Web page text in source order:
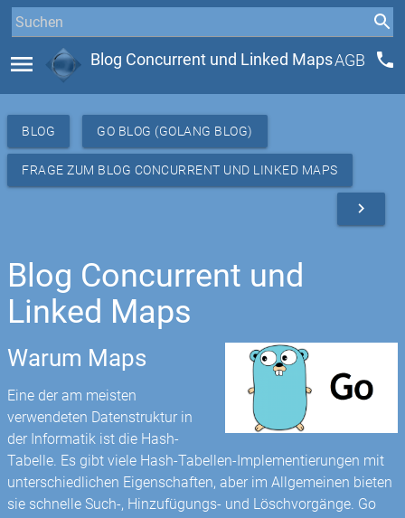
menu Blog Concurrent und Linked MapsAGB phone
BLOG GO BLOG (GOLANG BLOG)
FRAGE ZUM BLOG CONCURRENT UND LINKED MAPS
navigate_next
Blog Concurrent und
Linked Maps
Warum Maps
Eine der am meisten
verwendeten Datenstruktur in
der Informatik ist die Hash-
Tabelle. Es gibt viele Hash-Tabellen-Implementierungen mit
unterschiedlichen Eigenschaften, aber im Allgemeinen bieten
sie schnelle Such-, Hinzufügungs- und Löschvorgänge. Go